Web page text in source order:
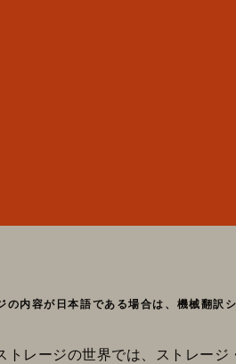
内容が日本語である場合は、機械翻訳
トレージの世界では、ストレー